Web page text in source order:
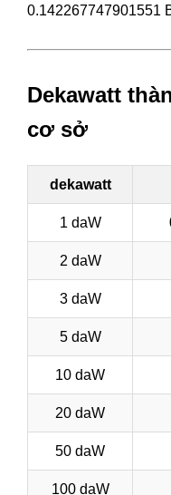
0.142267747901551
Dekawatt
cơ sở
dekawatt
1 daW
2 daW
3 daW
5 daW
10 daW
20 daW
50 daW
100 daW